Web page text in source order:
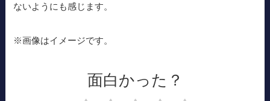
ないようにも感じます。
※画像はイメージです。
面白かった？